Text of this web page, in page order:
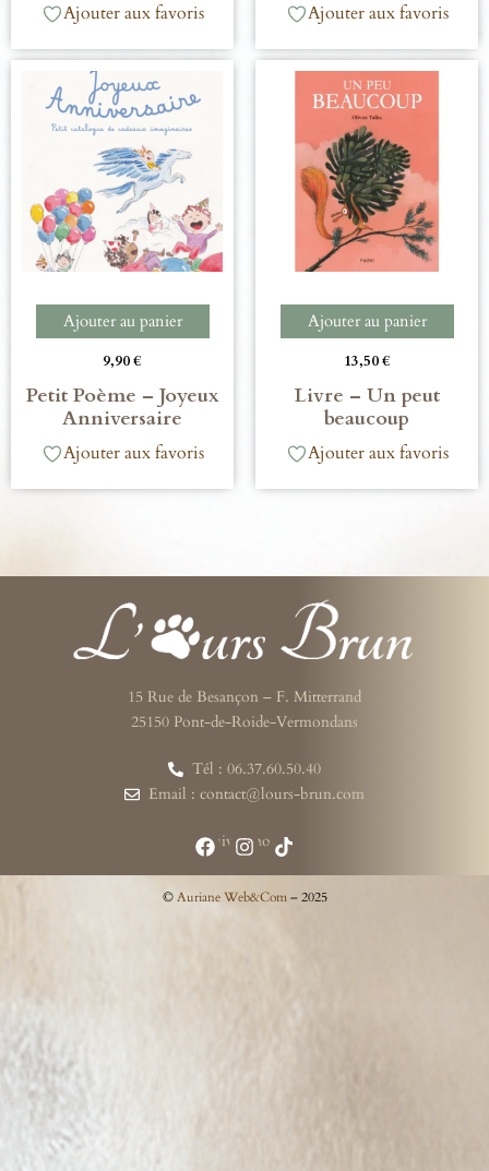
Ajouter aux favoris Ajouter aux favoris
Ajouter au panier
9,90€
Petit Poème – Joyeux
Anniversaire
Ajouter aux favoris
Ajouter au panier
13,50€
Livre – Un peut
beaucoup
Ajouter aux favoris
15 Rue de Besançon – F. Mitterrand
25150 Pont-de-Roide-Vermondans
Tél : 06.37.60.50.40
Email : contact@lours-brun.com
Suivez-nous
©Auriane Web&Com– 2025